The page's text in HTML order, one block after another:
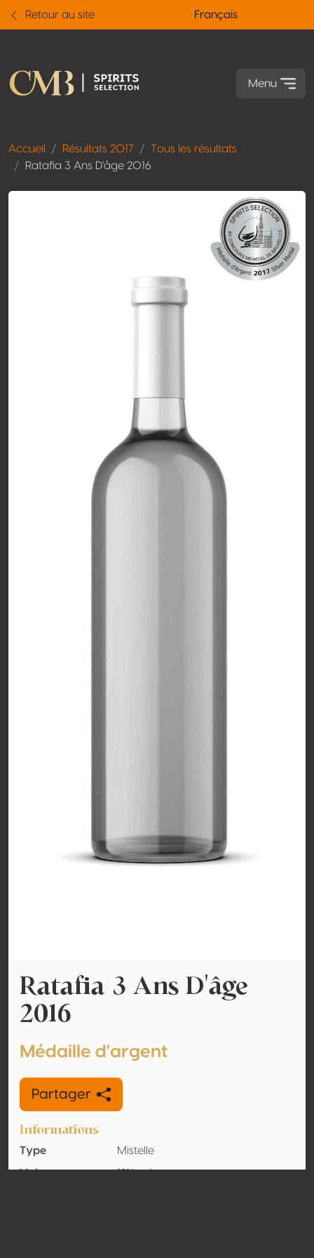
Retour au site Français
Menu
Accueil Résultats 2017
Tous les résultats
Ratafia 3 Ans D'âge 2016
Ratafia 3 Ans D'âge
2016
Médaille d'argent
Partager
Informations
Type
Mistelle
Volume
18% vol